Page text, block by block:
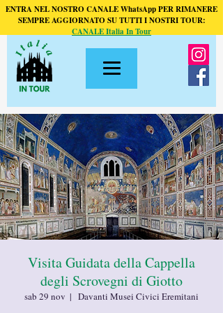
ENTRA NEL NOSTRO CANALE WhatsApp PER RIMANERE
SEMPRE AGGIORNATO SU TUTTI I NOSTRI TOUR:
CANALE Italia In Tour
Visita Guidata della Cappella
degli Scrovegni di Giotto
sab 29 nov
  |
Davanti Musei Civici Eremitani